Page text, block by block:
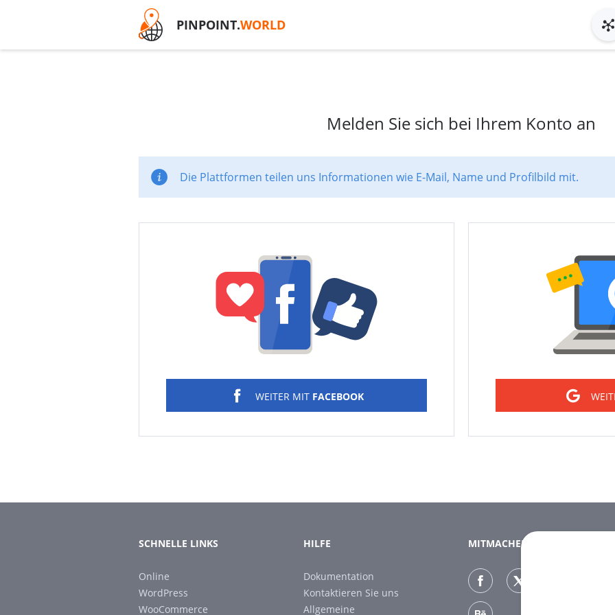
PINPOINT.WORLD
Melden Sie sich bei Ihrem Konto an
Die Plattformen teilen uns Informationen wie E-Mail, Name und Profilbild mit.
WEITER MIT FACEBOOK
SCHNELLE LINKS
Online
WordPress
WooCommerce
HILFE
Dokumentation
Kontaktieren Sie uns
Allgemeine
MITMACHEN